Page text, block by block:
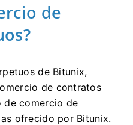
de
de Bitunix,
de contratos
de comercio de
ofrecido por Bitunix.